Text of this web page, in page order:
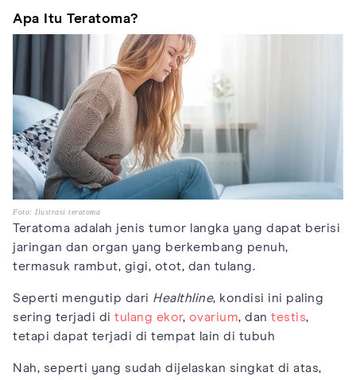
Apa Itu Teratoma?
Foto: Ilustrasi teratoma
Teratoma adalah jenis tumor langka yang dapat berisi
jaringan dan organ yang berkembang penuh,
termasuk rambut, gigi, otot, dan tulang.
Seperti mengutip dari Healthline, kondisi ini paling
sering terjadi di tulang ekor, ovarium, dan testis,
tetapi dapat terjadi di tempat lain di tubuh
Nah, seperti yang sudah dijelaskan singkat di atas,